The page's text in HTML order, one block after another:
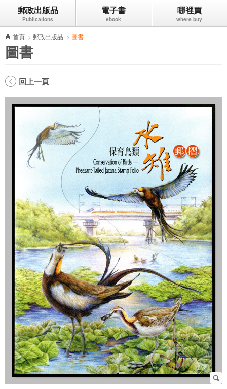
跳到主要內容區塊
郵政出版品 電子書 哪裡買
首頁 > 郵政出版品 > 圖書
圖書
回上一頁